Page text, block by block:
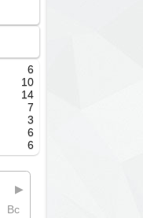
6
10
14
7
3
6
6
▶
Вс